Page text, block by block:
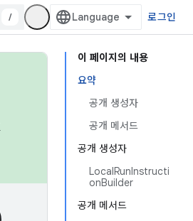
/ 로그인
이 페이지의 내용
요약
공개 생성자
공개 메서드
공개 생성자
LocalRunInstructi
onBuilder
공개 메서드